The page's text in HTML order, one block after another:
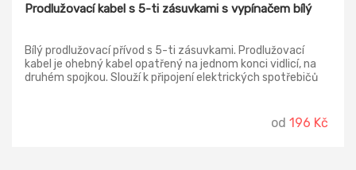
Prodlužovací kabel s 5-ti zásuvkami s vypínačem bílý
Bílý prodlužovací přívod s 5-ti zásuvkami. Prodlužovací
kabel je ohebný kabel opatřený na jednom konci vidlicí, na
druhém spojkou. Slouží k připojení elektrických spotřebičů
nestačí k napojení do nejbližší zásuvky. Délka: 2m, 3 m, 5m
Počet zásuvek: 5 Vypínač: ano Barva: bílá Průřez vodiče: 1,0
od 196 Kč